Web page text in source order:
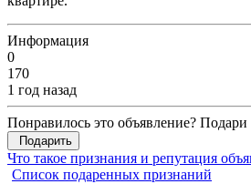
Информация
0
170
1 год назад
Понравилось это объявление?
Подарить
Что такое признания и репутация
Список подаренных признаний